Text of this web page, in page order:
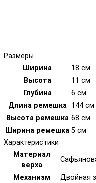
Размеры
Ширина
18 см
Высота
11 см
Глубина
6 см
Длина ремешка
144 см
Высота ремешка 68 см
Ширина ремешка 5 см
Характеристики
Материал
верха
Механизм
Двойная